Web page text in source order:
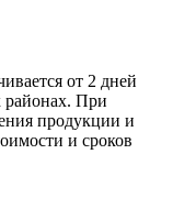
от 2 дней
районах. При
продукции и
и сроков